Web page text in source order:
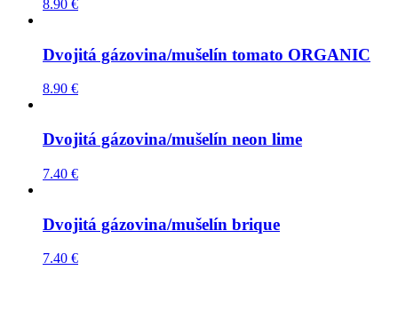
8.90 €
Dvojitá gázovina/mušelín tomato ORGANIC
8.90 €
Dvojitá gázovina/mušelín neon lime
7.40 €
Dvojitá gázovina/mušelín brique
7.40 €